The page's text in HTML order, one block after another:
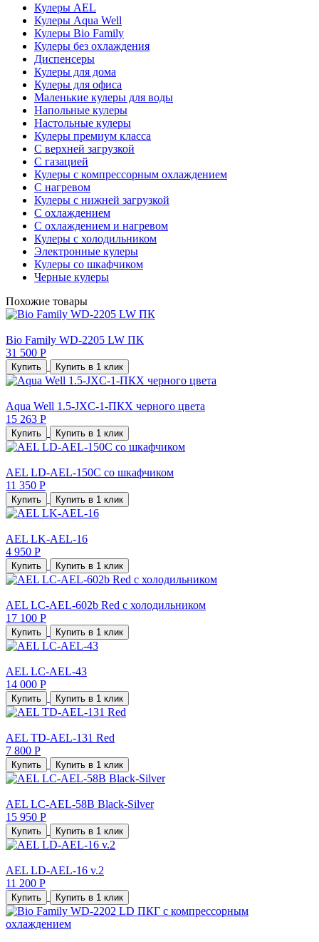
Кулеры AEL
Кулеры Aqua Well
Кулеры Bio Family
Кулеры без охлаждения
Диспенсеры
Кулеры для дома
Кулеры для офиса
Маленькие кулеры для воды
Напольные кулеры
Настольные кулеры
Кулеры премиум класса
С верхней загрузкой
С газацией
Кулеры с компрессорным охлаждением
С нагревом
Кулеры с нижней загрузкой
С охлаждением
С охлаждением и нагревом
Кулеры с холодильником
Электронные кулеры
Кулеры со шкафчиком
Черные кулеры
Похожие товары
Bio Family WD-2205 LW ПК
31 500 Р
Купить Купить в 1 клик
Aqua Well 1.5-JXС-1-ПКХ черного цвета
15 263 Р
Купить Купить в 1 клик
AEL LD-AEL-150С со шкафчиком
11 350 Р
Купить Купить в 1 клик
AEL LK-AEL-16
4 950 Р
Купить Купить в 1 клик
AEL LC-AEL-602b Red с холодильником
17 100 Р
Купить Купить в 1 клик
AEL LC-AEL-43
14 000 Р
Купить Купить в 1 клик
AEL TD-AEL-131 Red
7 800 Р
Купить Купить в 1 клик
AEL LC-AEL-58B Black-Silver
15 950 Р
Купить Купить в 1 клик
AEL LD-AEL-16 v.2
11 200 Р
Купить Купить в 1 клик